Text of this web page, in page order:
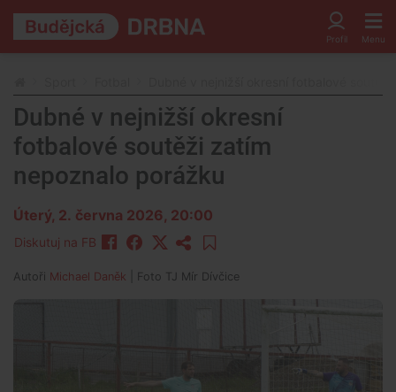
Dubné v nejnižší okresní
fotbalové soutěži zatím
nepoznalo porážku
Úterý, 2. června 2026, 20:00
Diskutuj na FB
Autoři Michael Daněk | Foto TJ Mír Dívčice